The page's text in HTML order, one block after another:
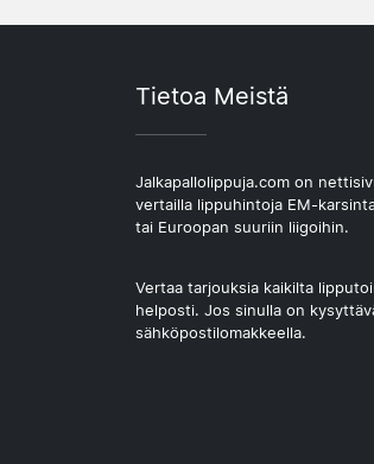
Tietoa Meistä
Jalkapallolippuja.com on
vertailla lippuhintoja EM-
tai Euroopan suuriin liigoihin.
Vertaa tarjouksia kaikilta
helposti. Jos sinulla on
sähköpostilomakkeella.